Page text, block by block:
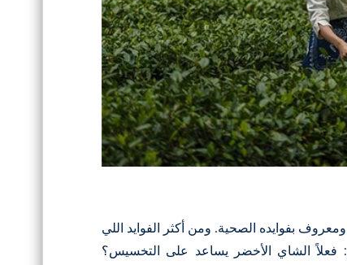
بفوايده الصحية. ومن أكثر الفوايد اللي
الشاي الأخضر يساعد على التخسيس؟